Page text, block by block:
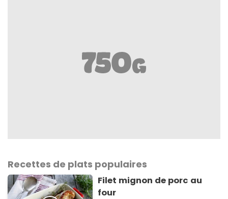
Recettes de plats populaires
Filet mignon de porc au
four